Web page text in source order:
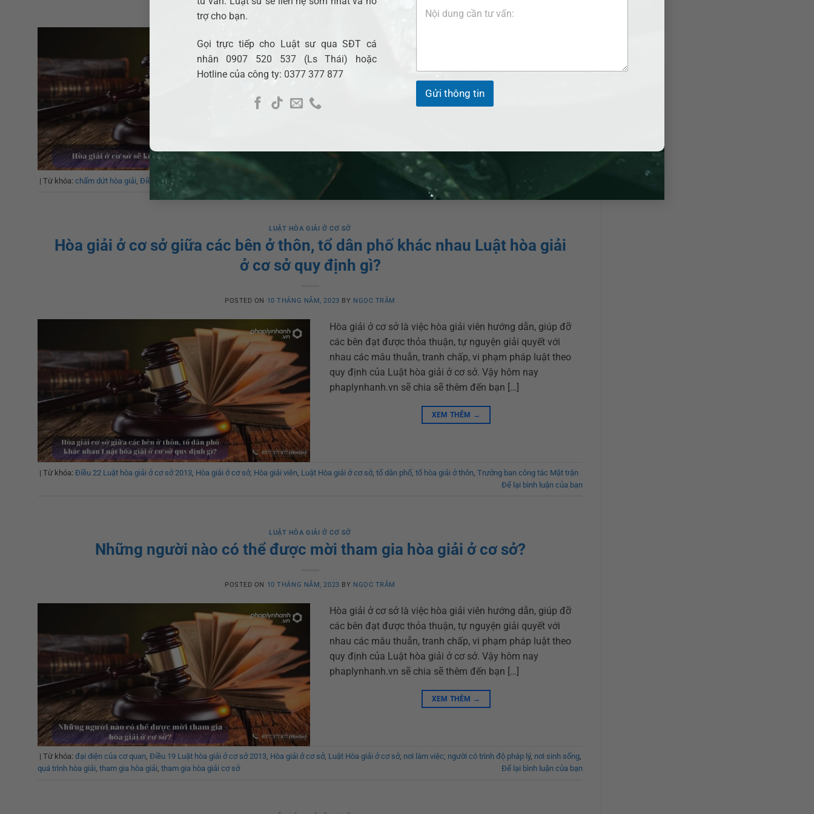
trợ cho bạn.
Gọi trực tiếp cho Luật sư qua SĐT cá
nhân 0907 520 537 (Ls Thái) hoặc
Hotline của công ty: 0377 377 877
Gửi thông tin
POSTED ON 10 THÁNG NĂM, 2023
giúp đỡ các bên đạt được thỏa thuận, tự nguyện giải quyết
với nhau các mâu thuẫn, tranh chấp, vi phạm pháp luật
theo quy định của pháp luật. Vậy hòa giải ở cơ sở sẽ kết
| Từ khóa: chấm dứt hòa giải Điều 23 Luật Hòa giải cơ sở 2013 Hòa giải viên kết thúc hòa giải tiếp tục hòa giải Để lại bình luận của bạn
LUẬT HÒA GIẢI Ở CƠ SỞ
Hòa giải ở cơ sở giữa các bên ở thôn, tổ dân phố khác nhau Luật hòa giải
ở cơ sở quy định gì?
POSTED ON 10 THÁNG NĂM, 2023 BY NGỌC TRÂM
Hòa giải ở cơ sở là việc hòa giải viên hướng dẫn, giúp đỡ
các bên đạt được thỏa thuận, tự nguyện giải quyết với
nhau các mâu thuẫn, tranh chấp, vi phạm pháp luật theo
quy định của Luật hòa giải ở cơ sở. Vậy hôm nay
phaplynhanh.vn sẽ chia sẽ thêm đến bạn […]
XEM THÊM →
| Từ khóa: Điều 22 Luật hòa giải ở cơ sở 2013 Hòa giải ở cơ sở, Hòa giải viên Luật Hòa giải ở cơ sở, tổ dân phố, tổ hòa giải ở thôn Trưởng ban công tác Mặt trận
Để lại bình luận của bạn
LUẬT HÒA GIẢI Ở CƠ SỞ
Những người nào có thể được mời tham gia hòa giải ở cơ sở?
POSTED ON 10 THÁNG NĂM, 2023 BY NGỌC TRÂM
Hòa giải ở cơ sở là việc hòa giải viên hướng dẫn, giúp đỡ
các bên đạt được thỏa thuận, tự nguyện giải quyết với
nhau các mâu thuẫn, tranh chấp, vi phạm pháp luật theo
quy định của Luật hòa giải ở cơ sở. Vậy hôm nay
phaplynhanh.vn sẽ chia sẽ thêm đến bạn […]
XEM THÊM →
| Từ khóa: đại diện của cơ quan, Điều 19 Luật hòa giải ở cơ sở 2013, Hòa giải ở cơ sở, Luật Hòa giải ở cơ sở, nơi làm việc; người có trình độ pháp lý, nơi sinh sống,
quá trình hòa giải, tham gia hòa giải, tham gia hòa giải cơ sở Để lại bình luận của bạn